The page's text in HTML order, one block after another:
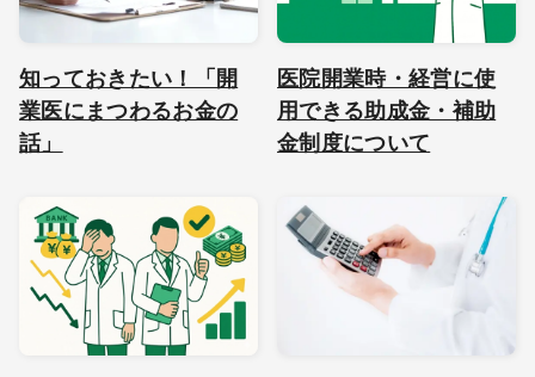
知っておきたい！「開
業医にまつわるお金の
話」
医院開業時・経営に使
用できる助成金・補助
金制度について